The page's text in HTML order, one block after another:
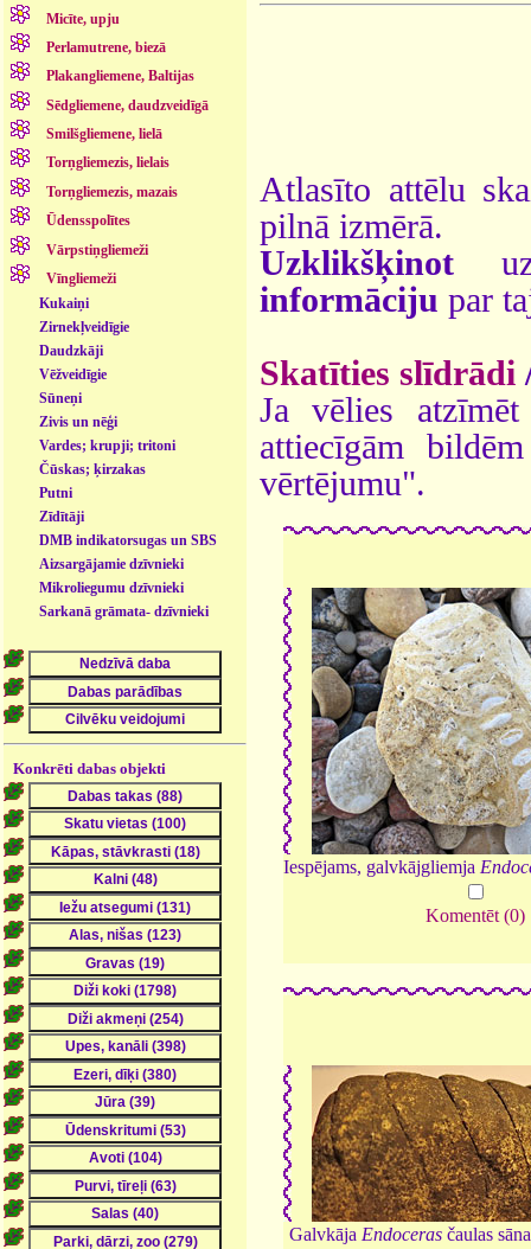
Micīte, upju
Perlamutrene, biezā
Plakangliemene, Baltijas
Sēdgliemene, daudzveidīgā
Smilšgliemene, lielā
Torņgliemezis, lielais
Torņgliemezis, mazais
Ūdensspolītes
Vārpstiņgliemeži
Vīngliemeži
Kukaiņi
Zirnekļveidīgie
Daudzkāji
Vēžveidīgie
Sūneņi
Zivis un nēģi
Vardes; krupji; tritoni
Čūskas; ķirzakas
Putni
Zīdītāji
DMB indikatorsugas un SBS
- dzīvnieki
Aizsargājamie dzīvnieki
Mikroliegumu dzīvnieki
Sarkanā grāmata- dzīvnieki
Konkrēti dabas objekti
Atlasīto attēlu
pilnā izmērā.
Uzklikšķinot
informāciju par
Skatīties slīdrādi
Ja vēlies
attiecīgām
vērtējumu".
Iespējams, galvkājgliemja
Komentēt (0)
Galvkāja Endoceras čaulas